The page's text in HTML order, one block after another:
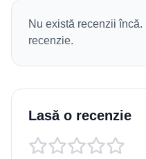
Nu există recenzii
recenzie.
Lasă o recenzie